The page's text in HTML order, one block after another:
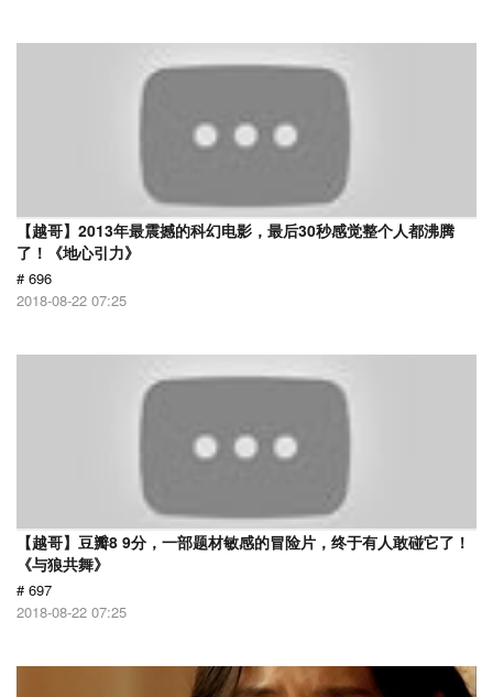
【越哥】2013年最震撼的科幻电影，最后30秒感觉整个人都沸腾
了！《地心引力》
# 696
2018-08-22 07:25
【越哥】豆瓣8 9分，一部题材敏感的冒险片，终于有人敢碰它了！
《与狼共舞》
# 697
2018-08-22 07:25